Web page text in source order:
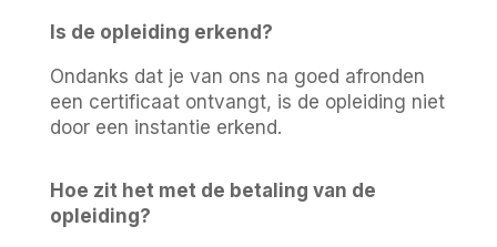
Is de opleiding erkend?
Ondanks dat je van ons na goed afronden
een certificaat ontvangt, is de opleiding niet
door een instantie erkend.
Hoe zit het met de betaling van de
opleiding?